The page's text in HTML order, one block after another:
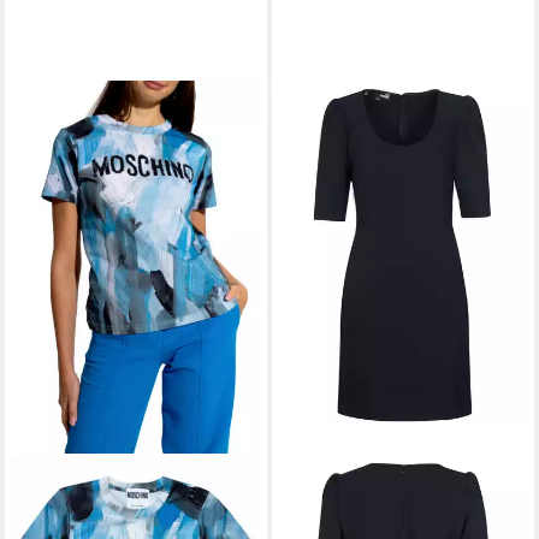
LOVE MOSCHINO
Midikleid
149,00 €